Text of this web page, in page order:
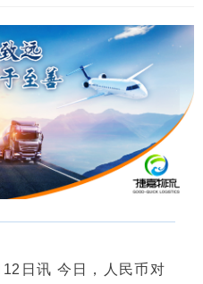
日讯 今日，人民币对